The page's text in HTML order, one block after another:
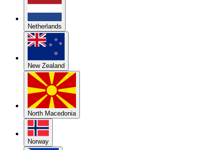
Netherlands
New Zealand
North Macedonia
Norway